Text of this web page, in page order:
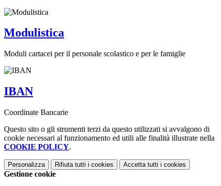
Modulistica
Moduli cartacei per il personale scolastico e per le famiglie
IBAN
Coordinate Bancarie
Questo sito o gli strumenti terzi da questo utilizzati si avvalgono di
cookie necessari al funzionamento ed utili alle finalità illustrate nella
COOKIE POLICY.
Personalizza Rifiuta tutti i cookies Accetta tutti i cookies
Gestione cookie